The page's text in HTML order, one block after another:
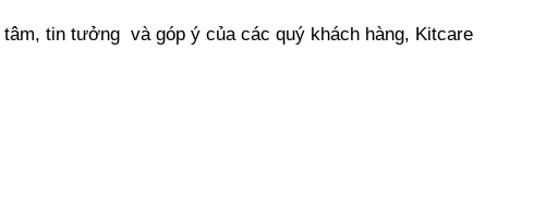
tin tưởng và góp ý của các quý khách hàng, Kitcare